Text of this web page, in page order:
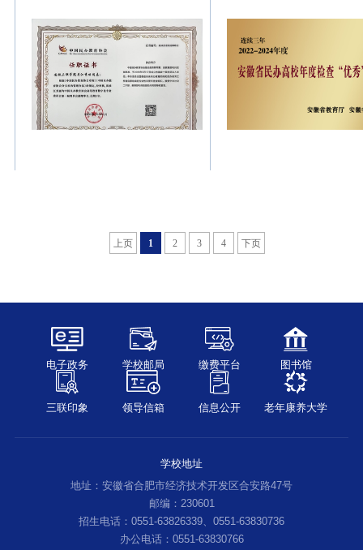
上页 1 2 3 4 下页
电子政务 学校邮局 缴费平台 图书馆
三联印象 领导信箱 信息公开 老年康养大学
学校地址
地址：安徽省合肥市经济技术开发区合安路47号
邮编：230601
招生电话：0551-63826339、0551-63830736
办公电话：0551-63830766